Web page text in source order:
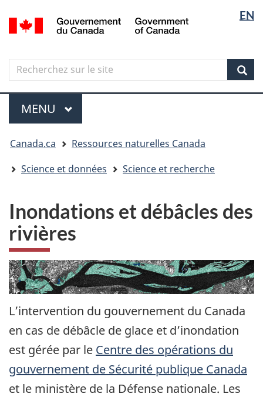
Aller
au
principal
Skip
to
government"
Passer
à
version
simplifiée
langue
EN
Canada
Search
Recherchez
sur
le
site
Menu
MENU PRINCIPAL
êtes
ici
Canada.ca
Ressources naturelles Canada
Science et données
Science et recherche
Inondations et débâcles des
rivières
L’intervention du gouvernement du Canada
en cas de débâcle de glace et d’inondation
est gérée par le Centre des opérations du
gouvernement de Sécurité publique Canada
et le ministère de la Défense nationale. Les